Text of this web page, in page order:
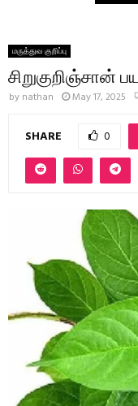
மருத்துவ குறிப்பு
சிறுகுறிஞ்சான்
by nathan May 17, 2025
SHARE 0